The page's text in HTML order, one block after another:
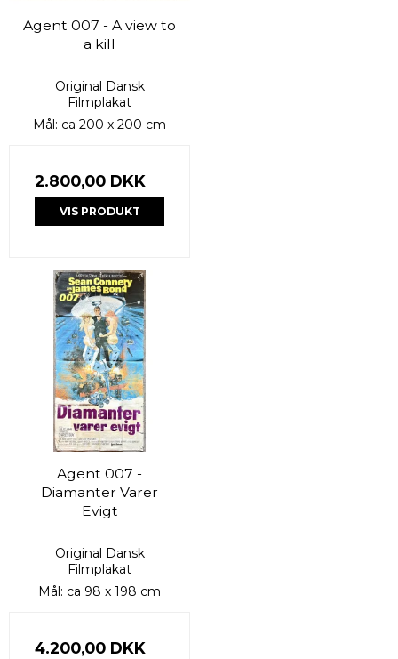
Agent 007 - A view to
a kill
Original Dansk
Filmplakat
Mål: ca 200 x 200 cm
2.800,00 DKK
VIS PRODUKT
Agent 007 -
Diamanter Varer
Evigt
Original Dansk
Filmplakat
Mål: ca 98 x 198 cm
4.200,00 DKK